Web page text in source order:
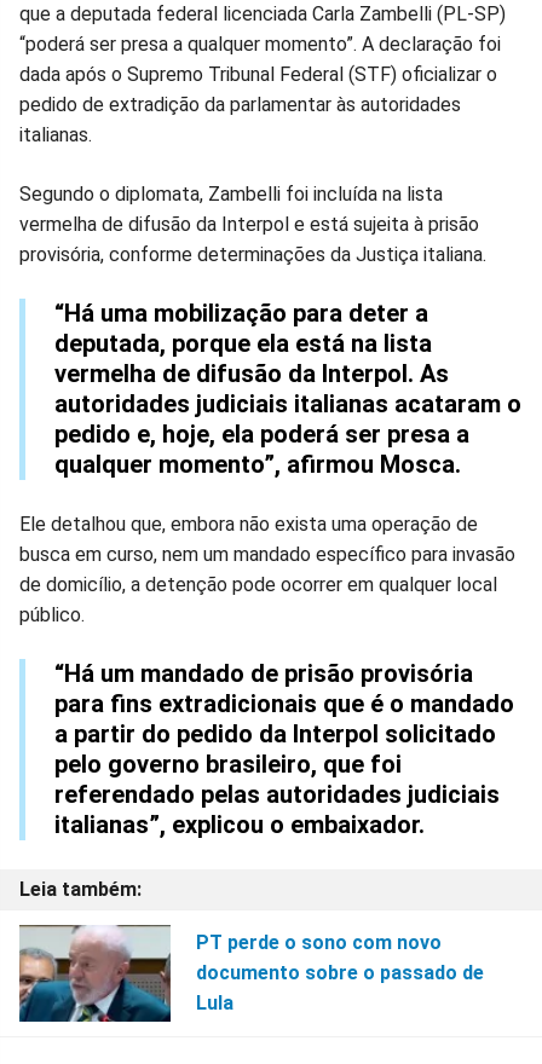
que a deputada federal licenciada Carla Zambelli (PL-SP)
“poderá ser presa a qualquer momento”. A declaração foi
dada após o Supremo Tribunal Federal (STF) oficializar o
pedido de extradição da parlamentar às autoridades
italianas.
Segundo o diplomata, Zambelli foi incluída na lista
vermelha de difusão da Interpol e está sujeita à prisão
provisória, conforme determinações da Justiça italiana.
“Há uma mobilização para deter a
deputada, porque ela está na lista
vermelha de difusão da Interpol. As
autoridades judiciais italianas acataram o
pedido e, hoje, ela poderá ser presa a
qualquer momento”, afirmou Mosca.
Ele detalhou que, embora não exista uma operação de
busca em curso, nem um mandado específico para invasão
de domicílio, a detenção pode ocorrer em qualquer local
público.
“Há um mandado de prisão provisória
para fins extradicionais que é o mandado
a partir do pedido da Interpol solicitado
pelo governo brasileiro, que foi
referendado pelas autoridades judiciais
italianas”, explicou o embaixador.
PT perde o sono com novo
documento sobre o passado de
Lula